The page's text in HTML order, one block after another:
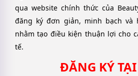
qua website chính thức của
đăng ký đơn giản, minh bạch
nhằm tạo điều kiện thuận lợi cho
tế.
ĐĂNG KÝ